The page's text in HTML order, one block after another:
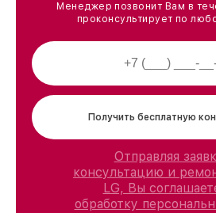
Менеджер позвонит Вам в
проконсультирует по
Получить бесплатную
Отправляя
консультацию и
LG, Вы
обработку